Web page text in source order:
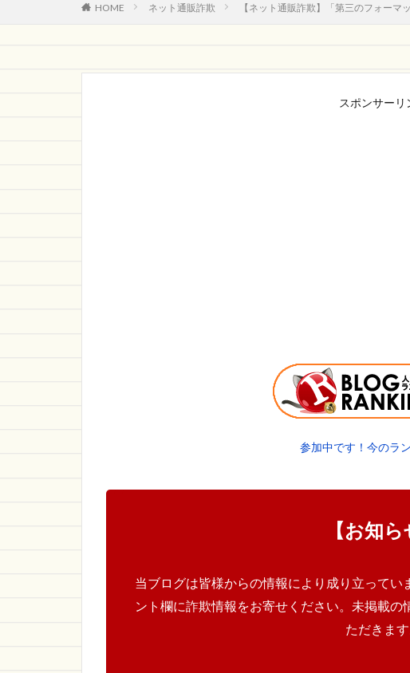
HOME ネット通販詐欺 【ネット通販詐欺】「第三のフォーマ
スポンサーリ
参加中です！今のラ
【お知ら
当ブログは皆様からの情報により成り立ってい
ント欄に詐欺情報をお寄せください。未掲載
ただきます